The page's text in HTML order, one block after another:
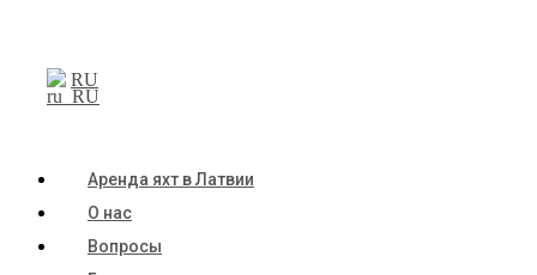
RU
Аренда яхт в Латвии
О нас
Вопросы